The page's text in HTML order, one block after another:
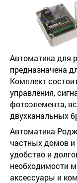
Автоматика для
предназначена
Комплект
управления,
фотоэлемента,
двухканальных
Автоматика
частных домов
удобство и
необходимости
аксессуары и